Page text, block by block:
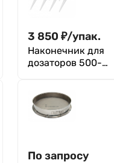
3 850 ₽/упак.
Наконечник для
дозаторов 500-
Finnpipette,
нейтральный, уп.
По запросу